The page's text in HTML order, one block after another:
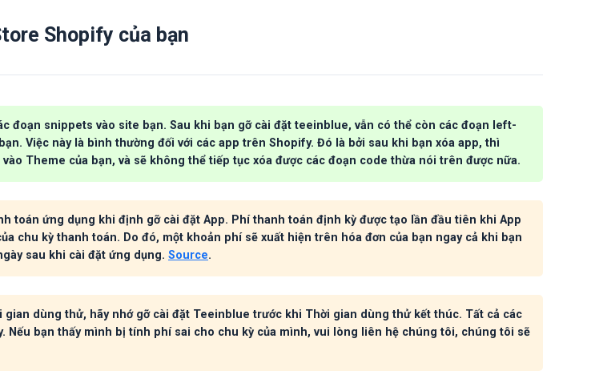
Shopify của bạn
đoạn snippets vào site bạn. Sau khi bạn gỡ cài đặt teeinblue, vẫn có thể còn các đoạn left-
Việc này là bình thường đối với các app trên Shopify. Đó là bởi sau khi bạn xóa app, thì
Theme của bạn, và sẽ không thể tiếp tục xóa được các đoạn code thừa nói trên được nữa.
toán ứng dụng khi định gỡ cài đặt App. Phí thanh toán định kỳ được tạo lần đầu tiên khi App
chu kỳ thanh toán. Do đó, một khoản phí sẽ xuất hiện trên hóa đơn của bạn ngay cả khi bạn
sau khi cài đặt ứng dụng. Source.
dùng thử, hãy nhớ gỡ cài đặt Teeinblue trước khi Thời gian dùng thử kết thúc. Tất cả các
Nếu bạn thấy mình bị tính phí sai cho chu kỳ của mình, vui lòng liên hệ chúng tôi, chúng tôi sẽ